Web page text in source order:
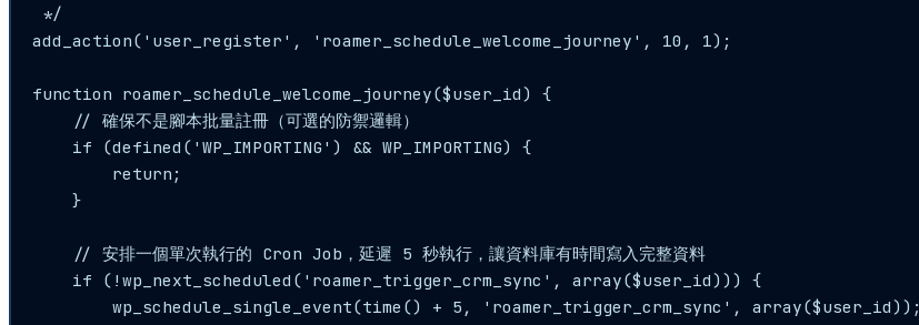
*/
add_action('user_register', 'roamer_schedule_welcome_journey', 10, 1);
function roamer_schedule_welcome_journey($user_id) {
    // 確保不是腳本批量註冊（可選的防禦邏輯）
    if (defined('WP_IMPORTING') && WP_IMPORTING) {
        return;
    }
    // 安排一個單次執行的 Cron Job，延遲 5 秒執行，讓資料庫有時間寫入完整資料
    if (!wp_next_scheduled('roamer_trigger_crm_sync', array($user_id))) {
        wp_schedule_single_event(time() + 5, 'roamer_trigger_crm_sync', array($user_id));